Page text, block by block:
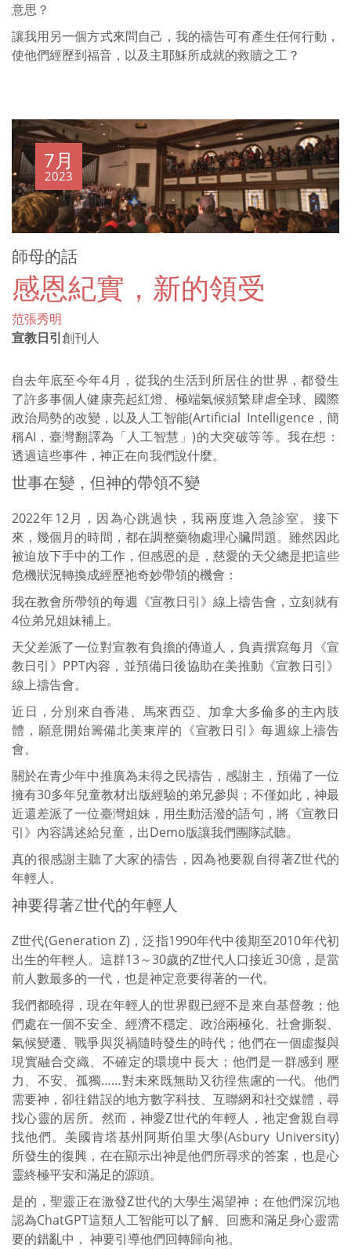
意思？
讓我用另一個方式來問自己，我的禱告可有產生任何行動，
使他們經歷到福音，以及主耶穌所成就的救贖之工？
師母的話
感恩紀實，新的領受
7月
2023
范張秀明
宣教日引創刊人
自去年底至今年4月，從我的生活到所居住的世界，都發生
了許多事個人健康亮起紅燈、極端氣候頻繁肆虐全球、國際
政治局勢的改變，以及人工智能(Artificial Intelligence，簡
稱AI，臺灣翻譯為「人工智慧」)的大突破等等。我在想：
透過這些事件，神正在向我們說什麼。
世事在變，但神的帶領不變
2022年12月，因為心跳過快，我兩度進入急診室。接下
來，幾個月的時間，都在調整藥物處理心臟問題。雖然因此
被迫放下手中的工作，但感恩的是，慈愛的天父總是把這些
危機狀況轉換成經歷祂奇妙帶領的機會：
我在教會所帶領的每週《宣教日引》線上禱告會，立刻就有
4位弟兄姐妹補上。
天父差派了一位對宣教有負擔的傳道人，負責撰寫每月《宣
教日引》PPT內容，並預備日後協助在美推動《宣教日引》
線上禱告會。
近日，分別來自香港、馬來西亞、加拿大多倫多的主內肢
體，願意開始籌備北美東岸的《宣教日引》每週線上禱告
會。
關於在青少年中推廣為未得之民禱告，感謝主，預備了一位
擁有30多年兒童教材出版經驗的弟兄參與；不僅如此，神最
近還差派了一位臺灣姐妹，用生動活潑的語句，將《宣教日
引》內容講述給兒童，出Demo版讓我們團隊試聽。
真的很感謝主聽了大家的禱告，因為祂要親自得著Z世代的
年輕人。
神要得著Z世代的年輕人
Z世代(Generation Z)，泛指1990年代中後期至2010年代初
出生的年輕人。這群13～30歲的Z世代人口接近30億，是當
前人數最多的一代，也是神定意要得著的一代。
我們都曉得，現在年輕人的世界觀已經不是來自基督教；他
們處在一個不安全、經濟不穩定、政治兩極化、社會撕裂、
氣候變遷、戰爭與災禍隨時發生的時代；他們在一個虛擬與
現實融合交織、不確定的環境中長大；他們是一群感到 壓
力、不安、孤獨……對未來既無助又彷徨焦慮的一代。他們
需要神，卻往錯誤的地方數字科技、互聯網和社交媒體，尋
找心靈的居所。然而，神愛Z世代的年輕人，祂定會親自尋
找他們。美國肯塔基州阿斯伯里大學(Asbury University)
所發生的復興，在在顯示出神是他們所尋求的答案，也是心
靈終極平安和滿足的源頭。
是的，聖靈正在激發Z世代的大學生渴望神；在他們深沉地
認為ChatGPT這類人工智能可以了解、回應和滿足身心靈需
要的錯亂中， 神要引導他們回轉歸向祂。